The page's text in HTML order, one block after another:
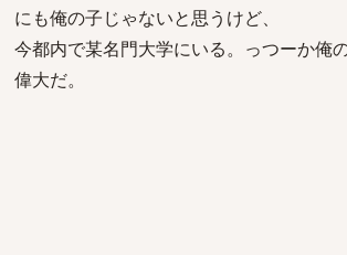
にも俺の子じゃないと思うけど、
今都内で某名門大学にいる。っつーか俺
偉大だ。